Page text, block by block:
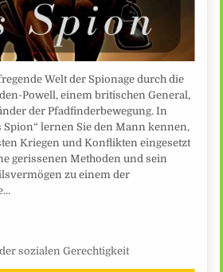
Welt der Spionage durch die
Powell, einem britischen General,
der Pfadfinderbewegung. In
Spion“ lernen Sie den Mann kennen,
Kriegen und Konflikten eingesetzt
gerissenen Methoden und sein
zu einem der
sozialen Gerechtigkeit